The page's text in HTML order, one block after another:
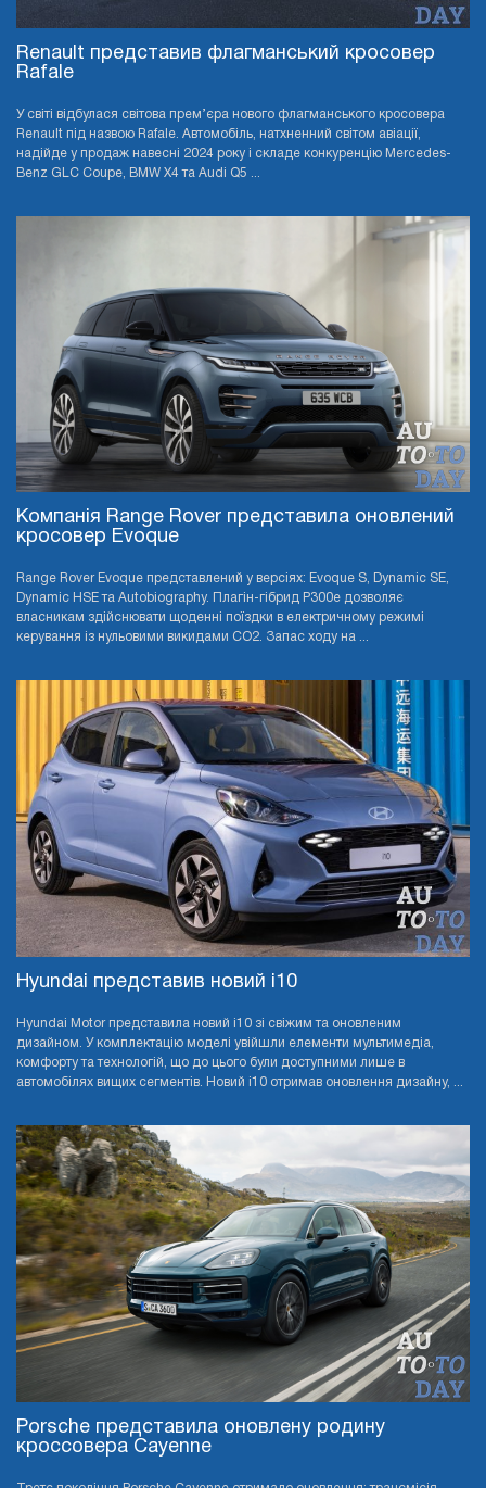
Renault представив флагманський кросовер
Rafale
У світі відбулася світова прем’єра нового флагманського кросовера
Renault під назвою Rafale. Автомобіль, натхненний світом авіації,
надійде у продаж навесні 2024 року і складе конкуренцію Mercedes-
Benz GLC Coupe, BMW X4 та Audi Q5 ...
Компанія Range Rover представила оновлений
кросовер Evoque
Range Rover Evoque представлений у версіях: Evoque S, Dynamic SE,
Dynamic HSE та Autobiography. Плагін-гібрид P300e дозволяє
власникам здійснювати щоденні поїздки в електричному режимі
керування із нульовими викидами CO2. Запас ходу на ...
Hyundai представив новий i10
Hyundai Motor представила новий i10 зі свіжим та оновленим
дизайном. У комплектацію моделі увійшли елементи мультимедіа,
комфорту та технологій, що до цього були доступними лише в
автомобілях вищих сегментів. Новий i10 отримав оновлення дизайну, ...
Porsche представила оновлену родину
кроссовера Cayenne